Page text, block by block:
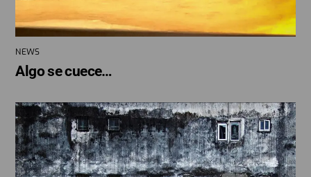
NEWS
Algo se cuece…